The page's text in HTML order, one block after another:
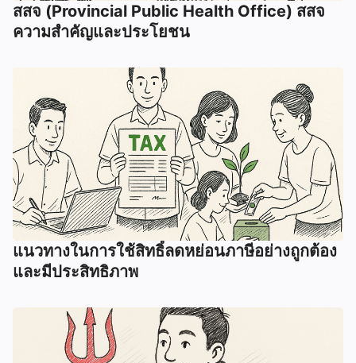
สสจ (Provincial Public Health Office) สสจ
ความสำคัญและประโยชน
แนวทางในการใช้สิทธิ์ลดหย่อนภาษีอย่างถูกต้อง
และมีประสิทธิภาพ